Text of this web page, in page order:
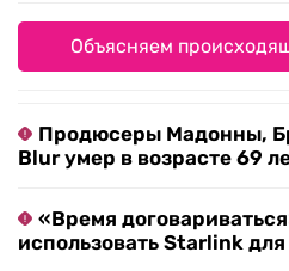
Объясняем
Продюсеры Мадонны,
Blur умер в возрасте 69
«Время
использовать Starlink